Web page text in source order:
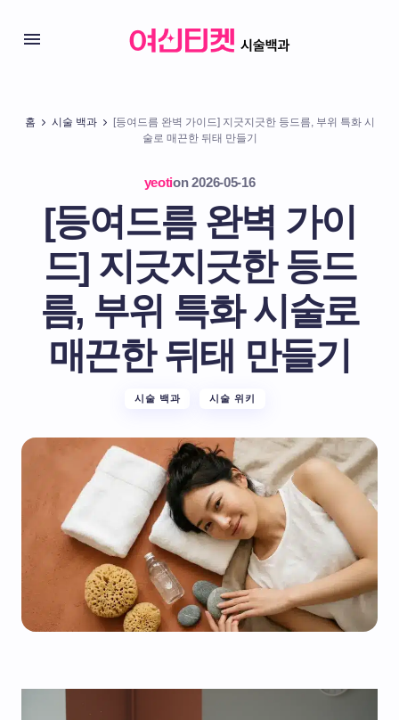
홈 시술 백과
[등여드름 완벽 가이드] 지긋지긋한 등드름, 부위 특화 시
술로 매끈한 뒤태 만들기
yeotion 2026-05-16
[등여드름 완벽 가이
드] 지긋지긋한 등드
름, 부위 특화 시술로
매끈한 뒤태 만들기
시술 백과 시술 위키